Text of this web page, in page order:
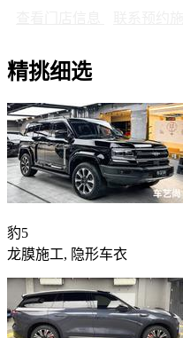
精挑细选
豹5
龙膜施工, 隐形车衣